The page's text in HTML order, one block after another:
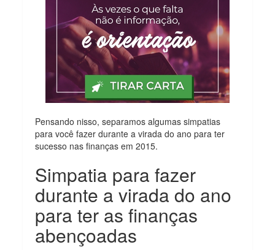
Pensando nisso, separamos algumas simpatias
para você fazer durante a virada do ano para ter
sucesso nas finanças em 2015.
Simpatia para fazer
durante a virada do ano
para ter as finanças
abençoadas